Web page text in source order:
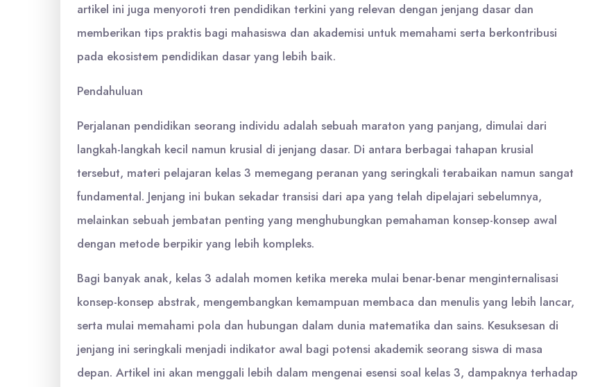
artikel ini juga menyoroti tren pendidikan terkini yang relevan dengan jenjang dasar dan
memberikan tips praktis bagi mahasiswa dan akademisi untuk memahami serta berkontribusi
pada ekosistem pendidikan dasar yang lebih baik.
Pendahuluan
Perjalanan pendidikan seorang individu adalah sebuah maraton yang panjang, dimulai dari
langkah-langkah kecil namun krusial di jenjang dasar. Di antara berbagai tahapan krusial
tersebut, materi pelajaran kelas 3 memegang peranan yang seringkali terabaikan namun sangat
fundamental. Jenjang ini bukan sekadar transisi dari apa yang telah dipelajari sebelumnya,
melainkan sebuah jembatan penting yang menghubungkan pemahaman konsep-konsep awal
dengan metode berpikir yang lebih kompleks.
Bagi banyak anak, kelas 3 adalah momen ketika mereka mulai benar-benar menginternalisasi
konsep-konsep abstrak, mengembangkan kemampuan membaca dan menulis yang lebih lancar,
serta mulai memahami pola dan hubungan dalam dunia matematika dan sains. Kesuksesan di
jenjang ini seringkali menjadi indikator awal bagi potensi akademik seorang siswa di masa
depan. Artikel ini akan menggali lebih dalam mengenai esensi soal kelas 3, dampaknya terhadap